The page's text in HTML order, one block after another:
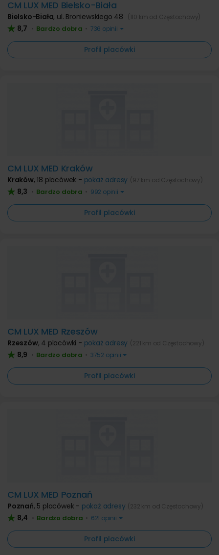
CM LUX MED Bielsko-Biała
Bielsko-Biała, ul. Broniewskiego 48 (110 km od Częstochowy)
8,7 • Bardzo dobra • 736 opinii
Profil placówki
CM LUX MED Kraków
Kraków,18 placówek - pokaż adresy (97 km od Częstochowy)
8,3 • Bardzo dobra • 992 opinii
Profil placówki
CM LUX MED Rzeszów
Rzeszów, 4 placówki - pokaż adresy (221 km od Częstochowy)
8,9 • Bardzo dobra • 3752 opinii
Profil placówki
CM LUX MED Poznań
Poznań, 5 placówek - pokaż adresy (232 km od Częstochowy)
8,4 • Bardzo dobra • 621 opinii
Profil placówki